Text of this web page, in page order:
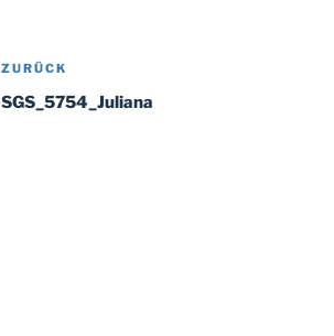
Beitragsnavigation
Vorheriger
Beitrag
ZURÜCK
SGS_5754_Juliana